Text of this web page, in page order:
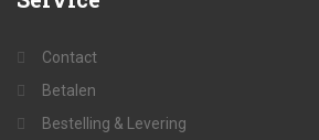
Contact
Betalen
Bestelling & Levering